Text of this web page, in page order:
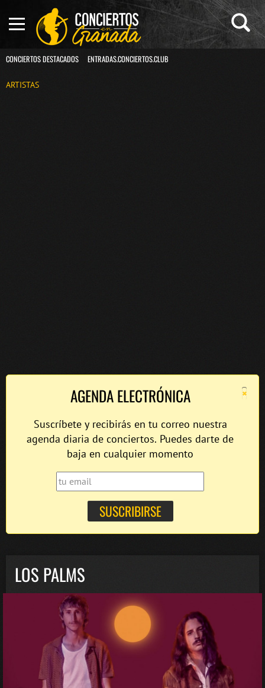
CONCIERTOS DESTACADOS ENTRADAS.CONCIERTOS.CLUB
ARTISTAS
×
AGENDA ELECTRÓNICA
Suscríbete y recibirás en tu correo nuestra
agenda diaria de conciertos. Puedes darte de
baja en cualquier momento
LOS PALMS